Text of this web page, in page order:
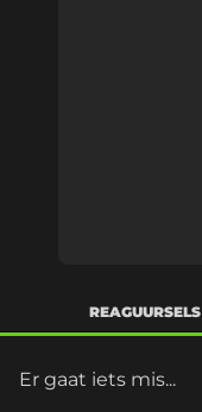
REAGUURSELS
Er gaat iets mis...